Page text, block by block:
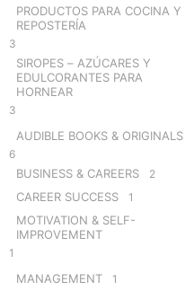
PRODUCTOS PARA COCINA Y
REPOSTERÍA
3
SIROPES – AZÚCARES Y
EDULCORANTES PARA
HORNEAR
3
AUDIBLE BOOKS & ORIGINALS
6
BUSINESS & CAREERS 2
CAREER SUCCESS 1
MOTIVATION & SELF-
IMPROVEMENT
1
MANAGEMENT 1